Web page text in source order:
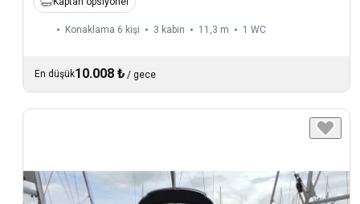
Konaklama 6 kişi 3 kabin 11,3 m 1 WC
En düşük10.008 ₺ / gece